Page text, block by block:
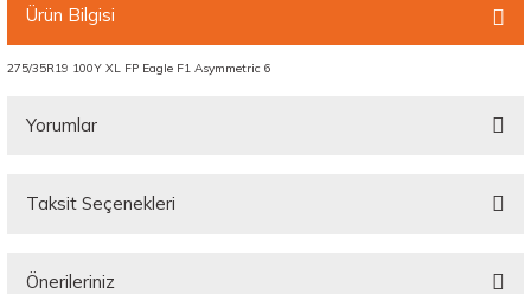
Ürün Bilgisi
275/35R19 100Y XL FP Eagle F1 Asymmetric 6
Yorumlar
Taksit Seçenekleri
Önerileriniz